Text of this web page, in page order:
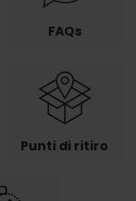
FAQs
Punti di ritiro